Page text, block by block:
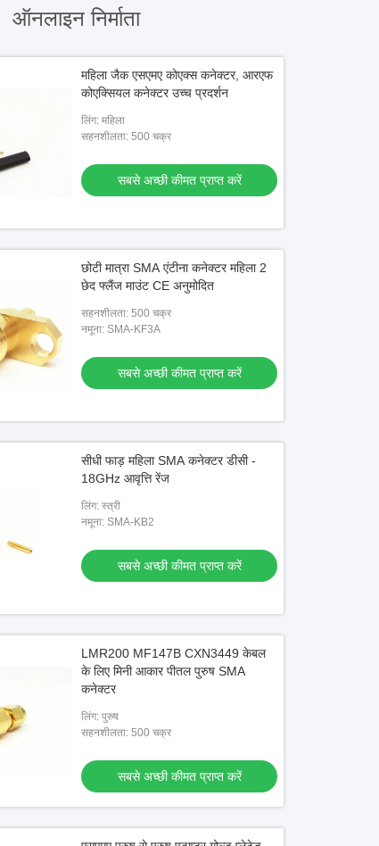
ऑनलाइन निर्माता
महिला जैक एसएमए कोएक्स कनेक्टर, आरएफ
कोएक्सियल कनेक्टर उच्च प्रदर्शन
लिंग: महिला
सहनशीलता: 500 चक्र
सबसे अच्छी कीमत प्राप्त करें
छोटी मात्रा SMA एंटीना कनेक्टर महिला 2
छेद फ्लैंज माउंट CE अनुमोदित
सहनशीलता: 500 चक्र
नमूना: SMA-KF3A
सबसे अच्छी कीमत प्राप्त करें
सीधी फाड़ महिला SMA कनेक्टर डीसी -
18GHz आवृत्ति रेंज
लिंग: स्त्री
नमूना: SMA-KB2
सबसे अच्छी कीमत प्राप्त करें
LMR200 MF147B CXN3449 केबल
के लिए मिनी आकार पीतल पुरुष SMA
कनेक्टर
लिंग: पुरुष
सहनशीलता: 500 चक्र
सबसे अच्छी कीमत प्राप्त करें